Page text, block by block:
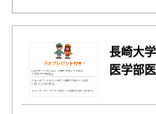
長崎大
医学部